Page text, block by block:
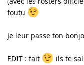
foutu
Je leur passe ton
EDIT : fait ils te